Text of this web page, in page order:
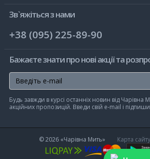
Зв`яжіться з нами
+38 (095) 225-89-90
Бажаєте знати про нові акції та
Будь завжди в курсі останніх новин від
акційних пропозицій. Введи свій e-mail і
© 2026 «Чарівна Мить» Карта сайту